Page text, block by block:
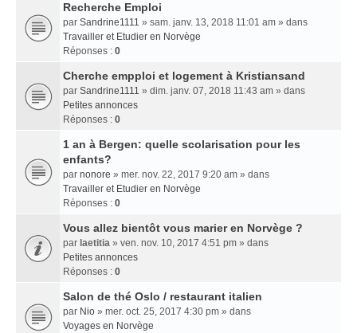
Recherche Emploi
par Sandrine1111 » sam. janv. 13, 2018 11:01 am » dans
Travailler et Etudier en Norvège
Réponses : 0
Cherche empploi et logement à Kristiansand
par Sandrine1111 » dim. janv. 07, 2018 11:43 am » dans
Petites annonces
Réponses : 0
1 an à Bergen: quelle scolarisation pour les
enfants?
par nonore » mer. nov. 22, 2017 9:20 am » dans
Travailler et Etudier en Norvège
Réponses : 0
Vous allez bientôt vous marier en Norvège ?
par laetitia » ven. nov. 10, 2017 4:51 pm » dans
Petites annonces
Réponses : 0
Salon de thé Oslo / restaurant italien
par Nio » mer. oct. 25, 2017 4:30 pm » dans
Voyages en Norvège